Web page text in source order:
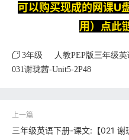
可以购买现成的网课U
用）点此
3年级 人教PEP版三年级英
031谢珑茜-Unit5-2P48
三年级英语下册-课文:【021